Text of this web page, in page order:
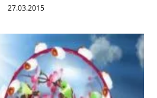
27.03.2015